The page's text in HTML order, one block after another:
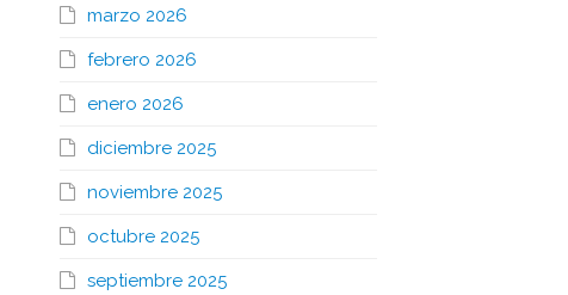
marzo 2026
febrero 2026
enero 2026
diciembre 2025
noviembre 2025
octubre 2025
septiembre 2025